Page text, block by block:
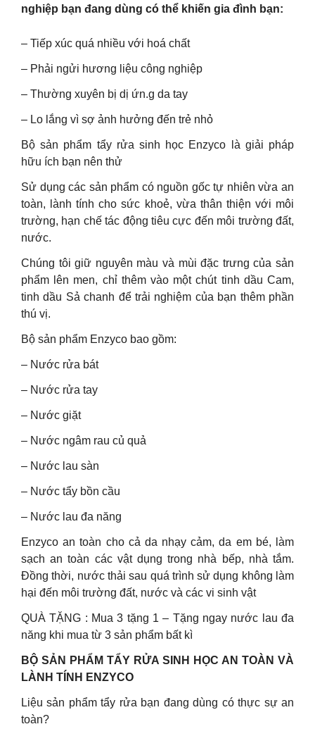
nghiệp bạn đang dùng có thể khiến gia đình bạn:
– Tiếp xúc quá nhiều với hoá chất
– Phải ngửi hương liệu công nghiệp
– Thường xuyên bị dị ứn.g da tay
– Lo lắng vì sợ ảnh hưởng đến trẻ nhỏ
Bộ sản phẩm tẩy rửa sinh học Enzyco là giải pháp
hữu ích bạn nên thử
Sử dụng các sản phẩm có nguồn gốc tự nhiên vừa an
toàn, lành tính cho sức khoẻ, vừa thân thiện với môi
trường, hạn chế tác động tiêu cực đến môi trường đất,
nước.
Chúng tôi giữ nguyên màu và mùi đặc trưng của sản
phẩm lên men, chỉ thêm vào một chút tinh dầu Cam,
tinh dầu Sả chanh để trải nghiệm của bạn thêm phần
thú vị.
Bộ sản phẩm Enzyco bao gồm:
– Nước rửa bát
– Nước rửa tay
– Nước giặt
– Nước ngâm rau củ quả
– Nước lau sàn
– Nước tẩy bồn cầu
– Nước lau đa năng
Enzyco an toàn cho cả da nhạy cảm, da em bé, làm
sạch an toàn các vật dụng trong nhà bếp, nhà tắm.
Đồng thời, nước thải sau quá trình sử dụng không làm
hại đến môi trường đất, nước và các vi sinh vật
QUÀ TẶNG : Mua 3 tặng 1 – Tặng ngay nước lau đa
năng khi mua từ 3 sản phẩm bất kì
BỘ SẢN PHẨM TẨY RỬA SINH HỌC AN TOÀN VÀ
LÀNH TÍNH ENZYCO
Liệu sản phẩm tẩy rửa bạn đang dùng có thực sự an
toàn?